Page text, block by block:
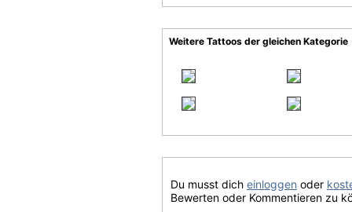
Weitere Tattoos der gleichen Kategorie
Du musst dich einloggen oder
Bewerten oder Kommentieren zu